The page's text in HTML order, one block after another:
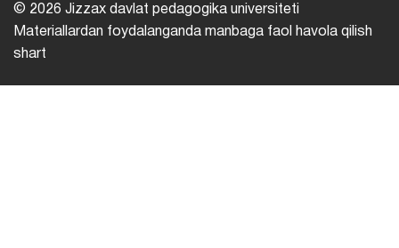
© 2026 Jizzax davlat pedagogika universiteti
Materiallardan foydalanganda manbaga faol havola qilish
shart